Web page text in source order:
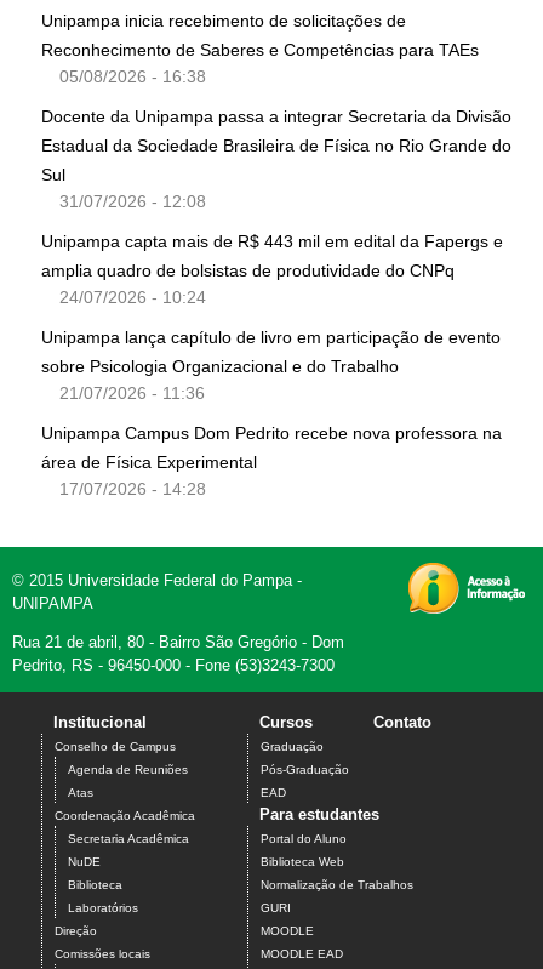
Unipampa inicia recebimento de solicitações de
Reconhecimento de Saberes e Competências para TAEs
05/08/2026 - 16:38
Docente da Unipampa passa a integrar Secretaria da Divisão
Estadual da Sociedade Brasileira de Física no Rio Grande do
Sul
31/07/2026 - 12:08
Unipampa capta mais de R$ 443 mil em edital da Fapergs e
amplia quadro de bolsistas de produtividade do CNPq
24/07/2026 - 10:24
Unipampa lança capítulo de livro em participação de evento
sobre Psicologia Organizacional e do Trabalho
21/07/2026 - 11:36
Unipampa Campus Dom Pedrito recebe nova professora na
área de Física Experimental
17/07/2026 - 14:28
© 2015 Universidade Federal do Pampa -
UNIPAMPA
Rua 21 de abril, 80 - Bairro São Gregório - Dom
Pedrito, RS - 96450-000 - Fone (53)3243-7300
Institucional
Conselho de Campus
Agenda de Reuniões
Atas
Coordenação Acadêmica
Secretaria Acadêmica
NuDE
Biblioteca
Laboratórios
Direção
Comissões locais
Cursos
Graduação
Pós-Graduação
EAD
Contato
Para estudantes
Portal do Aluno
Biblioteca Web
Normalização de Trabalhos
GURI
MOODLE
MOODLE EAD